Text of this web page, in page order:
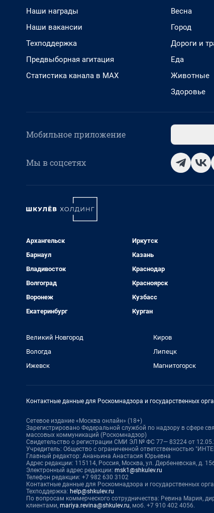
Наши награды
Наши вакансии
Техподдержка
Предвыборная агитация
Статистика канала в MAX
Весна
Город
Дороги и
Еда
Животные
Здоровье
Мобильное приложение
Мы в соцсетях
Архангельск
Барнаул
Владивосток
Волгоград
Воронеж
Екатеринбург
Иркутск
Казань
Краснодар
Красноярск
Кузбасс
Курган
Великий Новгород
Вологда
Ижевск
Киров
Липецк
Магнитогорск
Контактные данные для Роскомнадзора и государственных
Сетевое издание «Москва онлайн» (18+)
Зарегистрировано Федеральной службой по надзору в сфере
массовых коммуникаций (Роскомнадзор)
Свидетельство о регистрации СМИ ЭЛ № ФС 77— 83224 от
Учредитель: Общество с ограниченной ответственностью
Главный редактор: Ананьина Анастасия Юрьевна
Адрес редакции: 115114, Россия, Москва, ул. Дербеневская, д.
Электронный адрес редакции: msk1@shkulev.ru
Телефон редакции: +7 982 630 3102
Контактные данные для Роскомнадзора и государственных
Техподдержка: help@shkulev.ru
По вопросам коммерческого сотрудничества: Ревина Мария,
клиентами, mariya.revina@shkulev.ru, моб. +7 910 402 4056.